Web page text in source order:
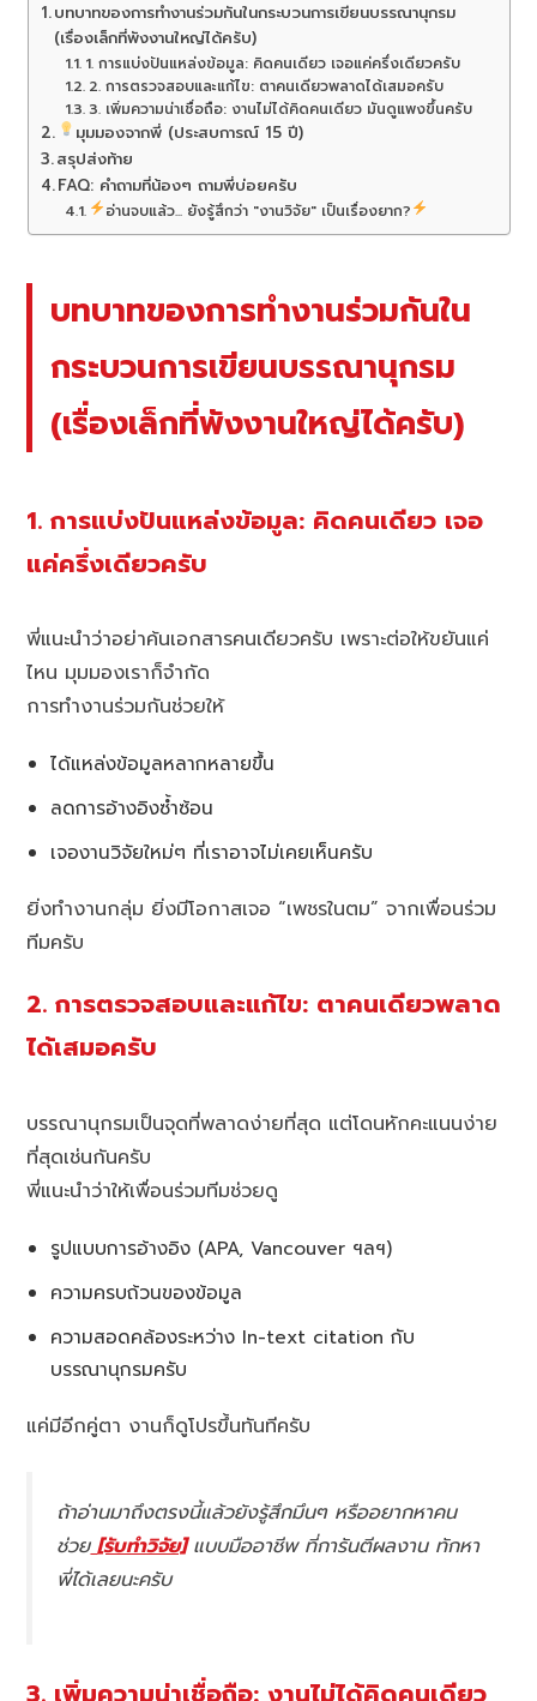
บทบาทของการทำงานร่วมกันในกระบวนการเขียนบรรณานุกรม
(เรื่องเล็กที่พังงานใหญ่ได้ครับ)
1. การแบ่งปันแหล่งข้อมูล: คิดคนเดียว เจอแค่ครึ่งเดียวครับ
2. การตรวจสอบและแก้ไข: ตาคนเดียวพลาดได้เสมอครับ
3. เพิ่มความน่าเชื่อถือ: งานไม่ได้คิดคนเดียว มันดูแพงขึ้นครับ
มุมมองจากพี่ (ประสบการณ์ 15 ปี)
สรุปส่งท้าย
FAQ: คำถามที่น้องๆ ถามพี่บ่อยครับ
อ่านจบแล้ว... ยังรู้สึกว่า "งานวิจัย" เป็นเรื่องยาก?
บทบาทของการทำงานร่วมกันใน
กระบวนการเขียนบรรณานุกรม
(เรื่องเล็กที่พังงานใหญ่ได้ครับ)
1. การแบ่งปันแหล่งข้อมูล: คิดคนเดียว เจอ
แค่ครึ่งเดียวครับ
พี่แนะนำว่าอย่าค้นเอกสารคนเดียวครับ เพราะต่อให้ขยันแค่
ไหน มุมมองเราก็จำกัด
การทำงานร่วมกันช่วยให้
ได้แหล่งข้อมูลหลากหลายขึ้น
ลดการอ้างอิงซ้ำซ้อน
เจองานวิจัยใหม่ๆ ที่เราอาจไม่เคยเห็นครับ
ยิ่งทำงานกลุ่ม ยิ่งมีโอกาสเจอ “เพชรในตม” จากเพื่อนร่วม
ทีมครับ
2. การตรวจสอบและแก้ไข: ตาคนเดียวพลาด
ได้เสมอครับ
บรรณานุกรมเป็นจุดที่พลาดง่ายที่สุด แต่โดนหักคะแนนง่าย
ที่สุดเช่นกันครับ
พี่แนะนำว่าให้เพื่อนร่วมทีมช่วยดู
รูปแบบการอ้างอิง (APA, Vancouver ฯลฯ)
ความครบถ้วนของข้อมูล
ความสอดคล้องระหว่าง In-text citation กับ
บรรณานุกรมครับ
แค่มีอีกคู่ตา งานก็ดูโปรขึ้นทันทีครับ
ถ้าอ่านมาถึงตรงนี้แล้วยังรู้สึกมึนๆ หรืออยากหาคน
ช่วย [รับทำวิจัย]แบบมืออาชีพ ที่การันตีผลงาน ทักหา
พี่ได้เลยนะครับ